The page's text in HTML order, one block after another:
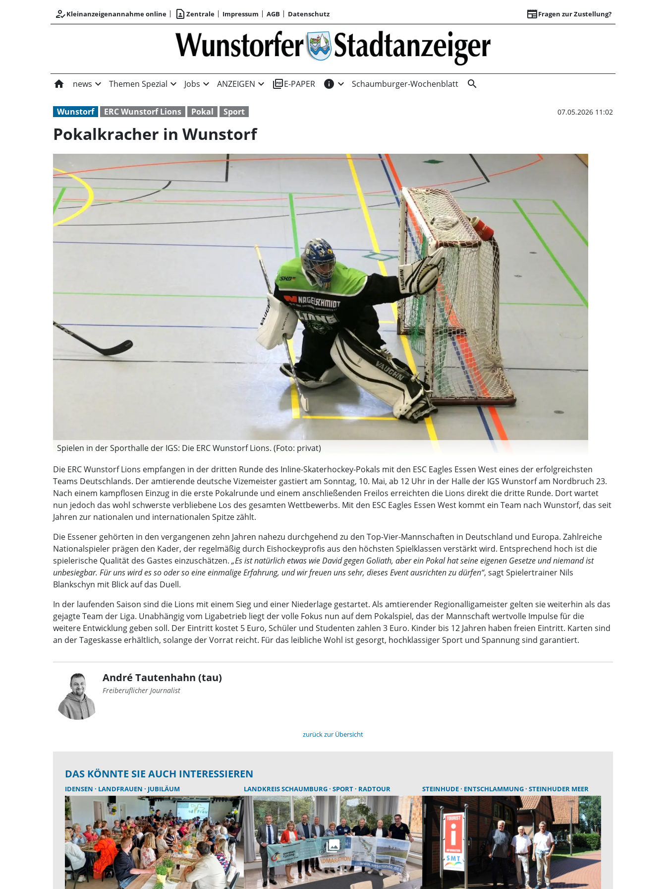
how_to_regKleinanzeigenannahme online contact_page Zentrale Impressum AGB Datenschutz newspaperFragen zur Zustellung?
Pokalkracher in
home news expand_more Themen Spezial expand_more Jobs expand_more ANZEIGEN expand_more picture_as_pdfE-PAPER info expand_more Schaumburger-Wochenblatt search
Wunstorf ERC Wunstorf Lions Pokal Sport 07.05.2026 11:02
Pokalkracher in Wunstorf
Spielen in der Sporthalle der IGS: Die ERC Wunstorf Lions. (Foto: privat)
Die ERC Wunstorf Lions empfangen in der dritten Runde des Inline-Skaterhockey-Pokals mit den ESC Eagles Essen West eines der erfolgreichsten
Teams Deutschlands. Der amtierende deutsche Vizemeister gastiert am Sonntag, 10. Mai, ab 12 Uhr in der Halle der IGS Wunstorf am Nordbruch 23.
Nach einem kampflosen Einzug in die erste Pokalrunde und einem anschließenden Freilos erreichten die Lions direkt die dritte Runde. Dort wartet
nun jedoch das wohl schwerste verbliebene Los des gesamten Wettbewerbs. Mit den ESC Eagles Essen West kommt ein Team nach Wunstorf, das seit
Jahren zur nationalen und internationalen Spitze zählt.
Die Essener gehörten in den vergangenen zehn Jahren nahezu durchgehend zu den Top-Vier-Mannschaften in Deutschland und Europa. Zahlreiche
Nationalspieler prägen den Kader, der regelmäßig durch Eishockeyprofis aus den höchsten Spielklassen verstärkt wird. Entsprechend hoch ist die
spielerische Qualität des Gastes einzuschätzen. „Es ist natürlich etwas wie David gegen Goliath, aber ein Pokal hat seine eigenen Gesetze und niemand ist
unbesiegbar. Für uns wird es so oder so eine einmalige Erfahrung, und wir freuen uns sehr, dieses Event ausrichten zu dürfen“, sagt Spielertrainer Nils
Blankschyn mit Blick auf das Duell.
In der laufenden Saison sind die Lions mit einem Sieg und einer Niederlage gestartet. Als amtierender Regionalligameister gelten sie weiterhin als das
gejagte Team der Liga. Unabhängig vom Ligabetrieb liegt der volle Fokus nun auf dem Pokalspiel, das der Mannschaft wertvolle Impulse für die
weitere Entwicklung geben soll. Der Eintritt kostet 5 Euro, Schüler und Studenten zahlen 3 Euro. Kinder bis 12 Jahren haben freien Eintritt. Karten sind
an der Tageskasse erhältlich, solange der Vorrat reicht. Für das leibliche Wohl ist gesorgt, hochklassiger Sport und Spannung sind garantiert.
André Tautenhahn (tau)
Freiberuflicher Journalist
zurück zur Übersicht
DAS KÖNNTE SIE AUCH INTERESSIEREN
IDENSEN LANDFRAUEN JUBILÄUM LANDKREIS SCHAUMBURG SPORT RADTOUR STEINHUDE ENTSCHLAMMUNG STEINHUDER MEER